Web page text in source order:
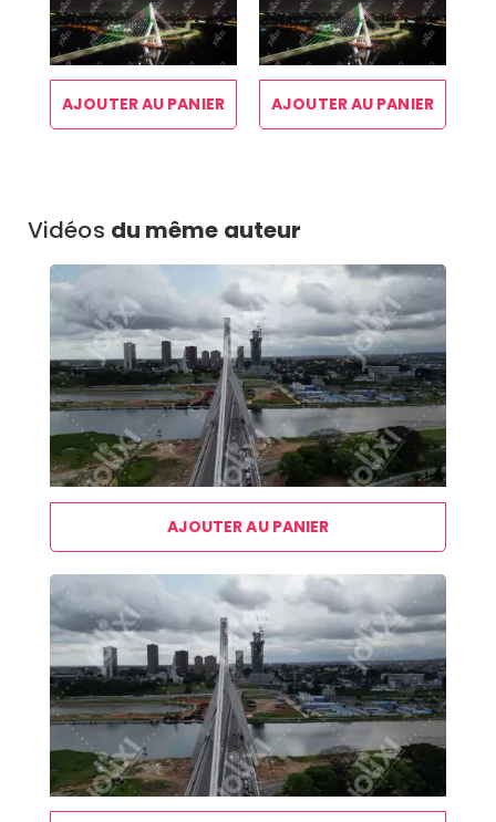
AJOUTER AU PANIER AJOUTER AU PANIER
Vidéos du même auteur
AJOUTER AU PANIER